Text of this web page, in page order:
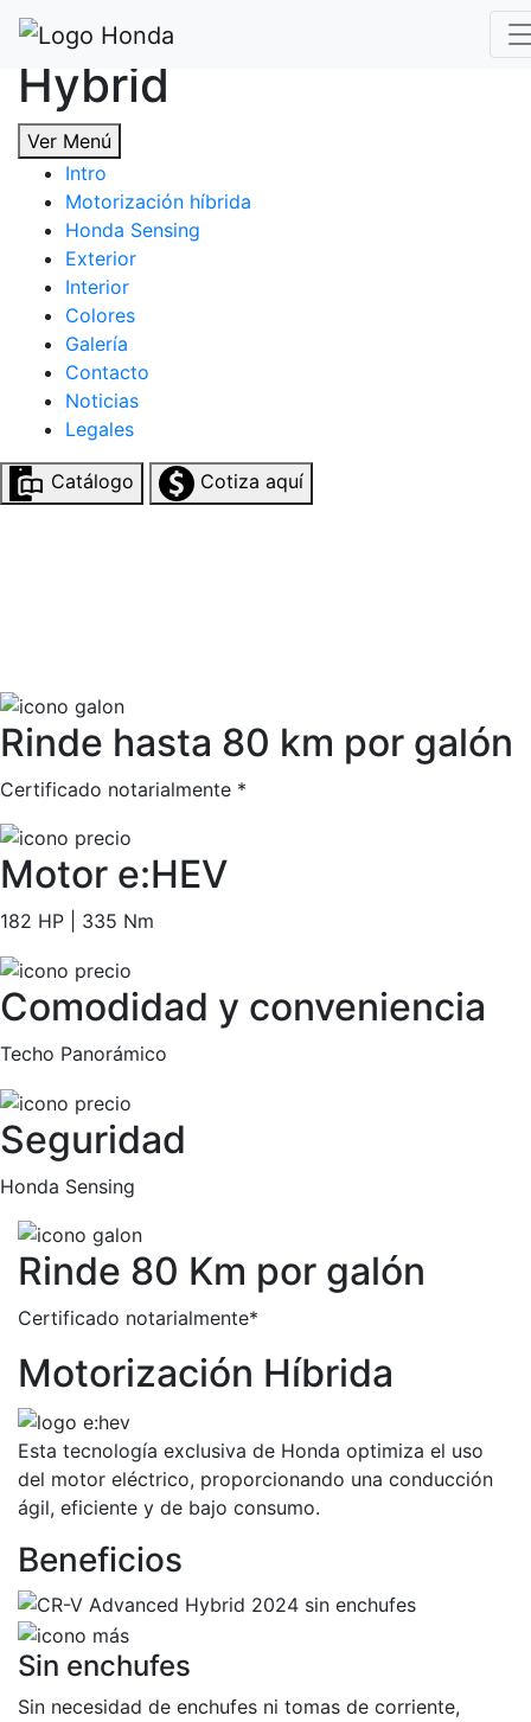
CR-V Advanced
Hybrid
Ver Menú
Intro
Motorización híbrida
Honda Sensing
Exterior
Interior
Colores
Galería
Contacto
Noticias
Legales
Catálogo Cotiza aquí
Rinde hasta 80 km por galón
Certificado notarialmente *
Motor e:HEV
182 HP | 335 Nm
Comodidad y conveniencia
Techo Panorámico
Seguridad
Honda Sensing
Rinde 80 Km por galón
Certificado notarialmente*
Motorización Híbrida
Esta tecnología exclusiva de Honda optimiza el uso
del motor eléctrico, proporcionando una conducción
ágil, eficiente y de bajo consumo.
Beneficios
Sin enchufes
Sin necesidad de enchufes ni tomas de corriente,